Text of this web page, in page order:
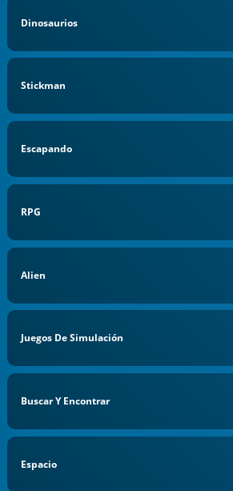
Dinosaurios
Stickman
Escapando
RPG
Alien
Juegos De Simulación
Buscar Y Encontrar
Espacio